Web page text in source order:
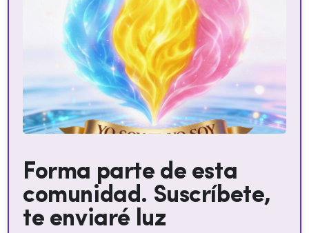
Forma parte de esta
comunidad. Suscríbete,
te enviaré luz